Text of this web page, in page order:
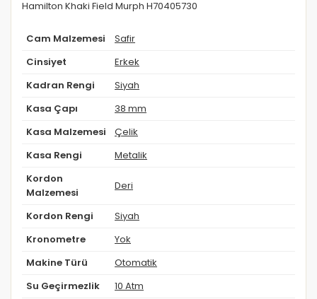
Hamilton Khaki Field Murph H70405730
Cam Malzemesi Safir
Cinsiyet Erkek
Kadran Rengi Siyah
Kasa Çapı 38 mm
Kasa Malzemesi Çelik
Kasa Rengi Metalik
Kordon
Malzemesi
Deri
Kordon Rengi Siyah
Kronometre Yok
Makine Türü Otomatik
Su Geçirmezlik 10 Atm